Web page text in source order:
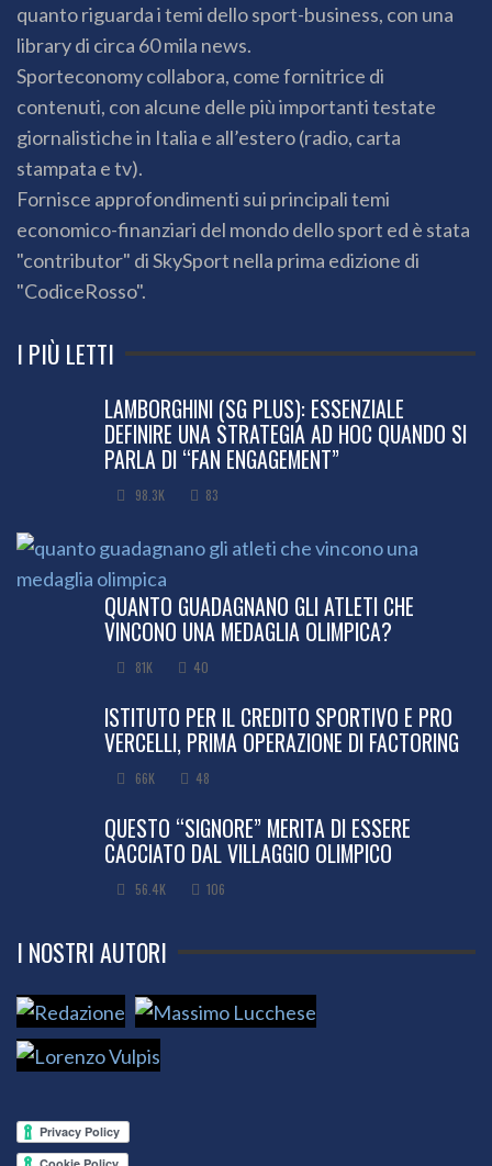
quanto riguarda i temi dello sport-business, con una
library di circa 60 mila news.
Sporteconomy collabora, come fornitrice di
contenuti, con alcune delle più importanti testate
giornalistiche in Italia e all’estero (radio, carta
stampata e tv).
Fornisce approfondimenti sui principali temi
economico-finanziari del mondo dello sport ed è stata
"contributor" di SkySport nella prima edizione di
"CodiceRosso".
I PIÙ LETTI
LAMBORGHINI (SG PLUS): ESSENZIALE
DEFINIRE UNA STRATEGIA AD HOC QUANDO SI
PARLA DI “FAN ENGAGEMENT”
98.3K 83
QUANTO GUADAGNANO GLI ATLETI CHE
VINCONO UNA MEDAGLIA OLIMPICA?
81K 40
ISTITUTO PER IL CREDITO SPORTIVO E PRO
VERCELLI, PRIMA OPERAZIONE DI FACTORING
66K 48
QUESTO “SIGNORE” MERITA DI ESSERE
CACCIATO DAL VILLAGGIO OLIMPICO
56.4K 106
I NOSTRI AUTORI